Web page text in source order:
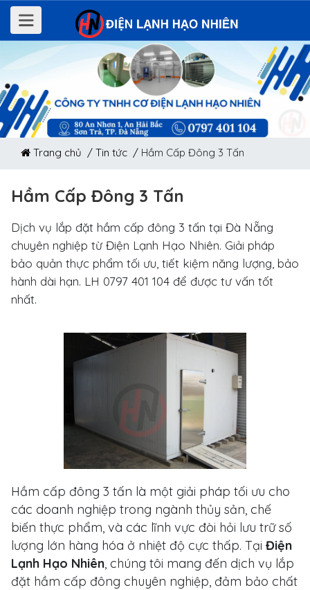
Trang chủ / Tin tức / Hầm Cấp Đông 3 Tấn
Hầm Cấp Đông 3 Tấn
Dịch vụ lắp đặt hầm cấp đông 3 tấn tại Đà Nẵng
chuyên nghiệp từ Điện Lạnh Hạo Nhiên. Giải pháp
bảo quản thực phẩm tối ưu, tiết kiệm năng lượng, bảo
hành dài hạn. LH 0797 401 104 để được tư vấn tốt
nhất.
Hầm cấp đông 3 tấn là một giải pháp tối ưu cho
các doanh nghiệp trong ngành thủy sản, chế
biến thực phẩm, và các lĩnh vực đòi hỏi lưu trữ số
lượng lớn hàng hóa ở nhiệt độ cực thấp. Tại Điện
Lạnh Hạo Nhiên, chúng tôi mang đến dịch vụ lắp
đặt hầm cấp đông chuyên nghiệp, đảm bảo chất